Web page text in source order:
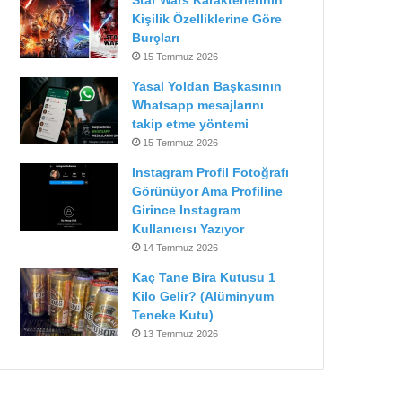
Kişilik Özelliklerine Göre
Burçları
15 Temmuz 2026
Yasal Yoldan Başkasının
Whatsapp mesajlarını
takip etme yöntemi
15 Temmuz 2026
Instagram Profil Fotoğrafı
Görünüyor Ama Profiline
Girince Instagram
Kullanıcısı Yazıyor
14 Temmuz 2026
Kaç Tane Bira Kutusu 1
Kilo Gelir? (Alüminyum
Teneke Kutu)
13 Temmuz 2026